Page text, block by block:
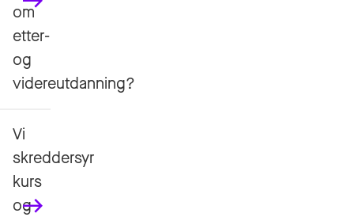
om
etter-
og
videreutdanning?
Vi
skreddersyr
kurs
og